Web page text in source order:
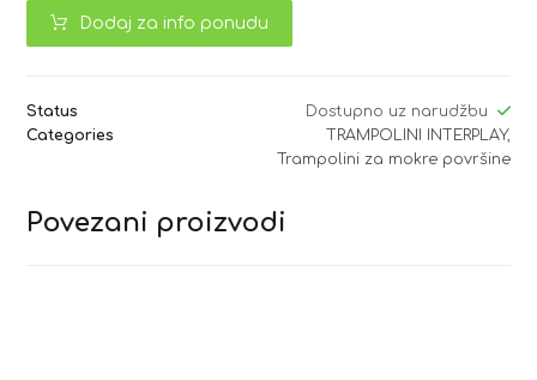
Dodaj za info ponudu
Status
Dostupno uz narudžbu
Categories
TRAMPOLINI INTERPLAY,
Trampolini za mokre površine
Povezani proizvodi